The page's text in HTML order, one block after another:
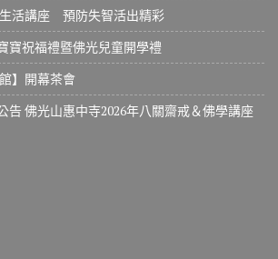
活講座 預防失智活出精彩
寶祝福禮暨佛光兒童開學禮
】開幕茶會
告 佛光山惠中寺2026年八關齋戒＆佛學講座